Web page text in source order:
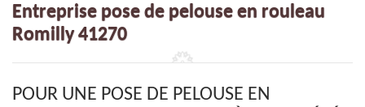
Entreprise pose de pelouse en rouleau
Romilly 41270
POUR UNE POSE DE PELOUSE EN